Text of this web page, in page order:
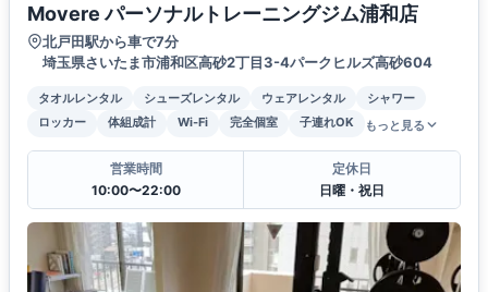
Movere パーソナルトレーニングジム浦和店
北戸田駅から車で7分
埼玉県さいたま市浦和区高砂2丁目3-4パークヒルズ高砂604
タオルレンタル シューズレンタル ウェアレンタル
シャワー
ロッカー
体組成計 Wi-Fi 完全個室 子連れOK もっと見る
営業時間
10:00〜22:00
定休日
日曜・祝日